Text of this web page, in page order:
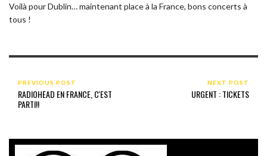
Voilà pour Dublin… maintenant place à la France, bons concerts à
tous !
PREVIOUS POST
RADIOHEAD EN FRANCE, C'EST
PARTI!!
NEXT POST
URGENT : TICKETS